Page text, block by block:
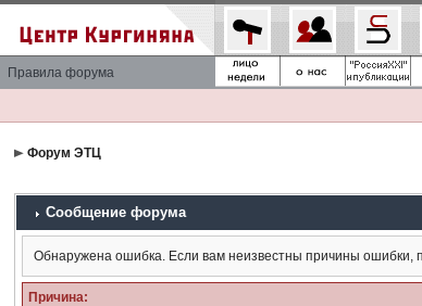
Правила форума
Форум ЭТЦ
Сообщение форума
Обнаружена ошибка. Если вам неизвестны причины ошибки,
Причина: